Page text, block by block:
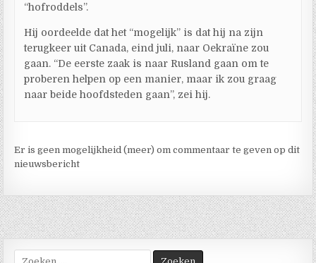
“hofroddels”.
Hij oordeelde dat het “mogelijk” is dat hij na zijn
terugkeer uit Canada, eind juli, naar Oekraïne zou
gaan. “De eerste zaak is naar Rusland gaan om te
proberen helpen op een manier, maar ik zou graag
naar beide hoofdsteden gaan”, zei hij.
Er is geen mogelijkheid (meer) om commentaar te geven op dit
nieuwsbericht